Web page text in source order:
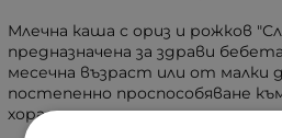
Млечна каша с ориз и рожков
предназначена за здрави
месечна възраст или от малки
постепенно проспособяване
хора.